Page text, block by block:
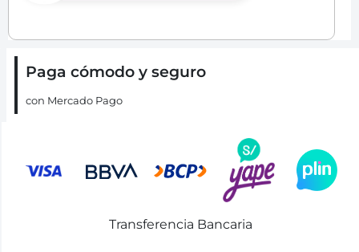
Paga cómodo y seguro
con Mercado Pago
Transferencia Bancaria